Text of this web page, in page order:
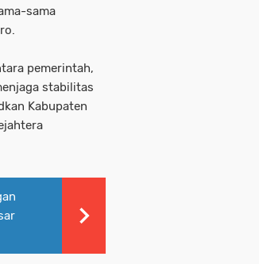
sama
pemerintah,
stabilitas
Kabupaten